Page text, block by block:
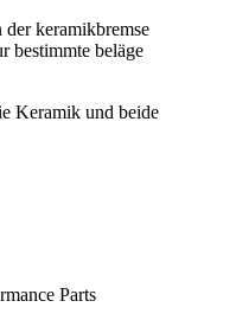
keramikbremse
bestimmte beläge
Keramik und beide
Parts